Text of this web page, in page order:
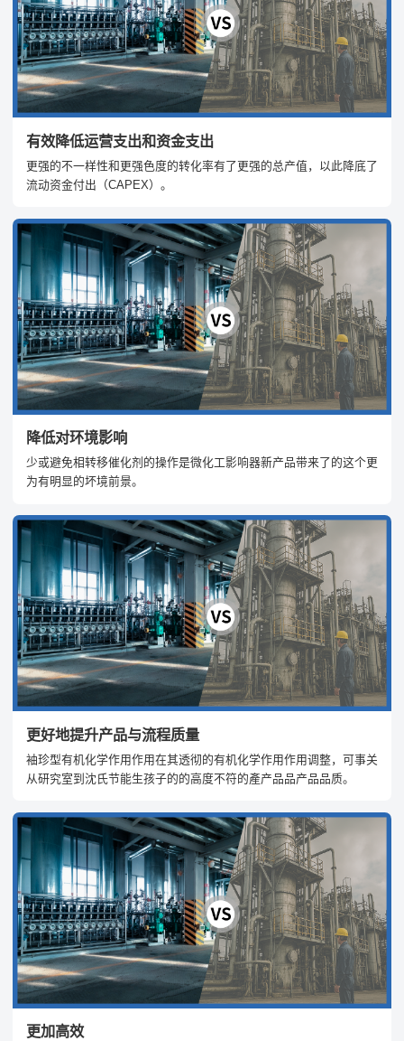
有效降低运营支出和资金支出
更强的不一样性和更强色度的转化率有了更强的总产值，以此降底了
流动资金付出（CAPEX）。
降低对环境影响
少或避免相转移催化剂的操作是微化工影响器新产品带来了的这个更
为有明显的坏境前景。
更好地提升产品与流程质量
袖珍型有机化学作用作用在其透彻的有机化学作用作用调整，可事关
从研究室到沈氏节能生孩子的的高度不符的產产品品产品品质。
更加高效